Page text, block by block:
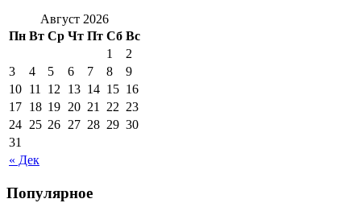
Август 2026
Пн Вт Ср Чт Пт Сб Вс
« Дек
1
2
3
4 5 6 7 8
9
10 11 12 13 14 15 16
17 18 19 20 21 22 23
24 25 26 27 28 29 30
31
Популярное